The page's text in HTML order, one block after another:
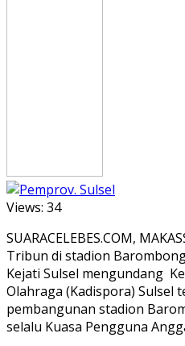
Views: 34
SUARACELEBES.COM,
Tribun di stadion
Kejati Sulsel mengundang
Olahraga (Kadispora) Sulsel
pembangunan stadion
selalu Kuasa Pengguna